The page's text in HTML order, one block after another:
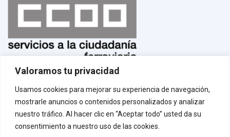
Valoramos tu privacidad
Usamos cookies para mejorar su experiencia de navegación,
mostrarle anuncios o contenidos personalizados y analizar
nuestro tráfico. Al hacer clic en “Aceptar todo” usted da su
consentimiento a nuestro uso de las cookies.
Normas de uso
Aviso legal
Política de privacidad
Política de cookies
Contacto